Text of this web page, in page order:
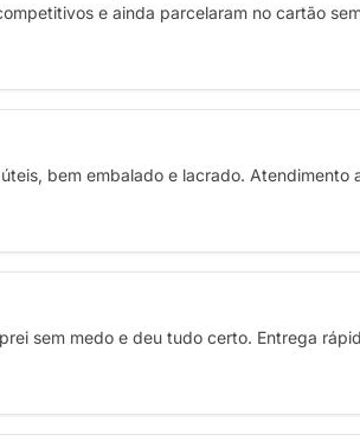
e ainda parcelaram no cartão
bem embalado e lacrado. Atendimento
sem medo e deu tudo certo. Entrega